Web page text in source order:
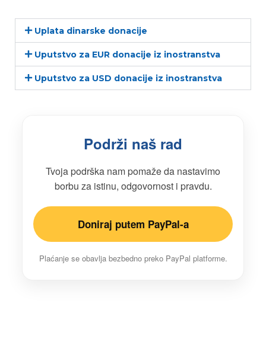
Uplata dinarske donacije
Uputstvo za EUR donacije iz inostranstva
Uputstvo za USD donacije iz inostranstva
Podrži naš rad
Tvoja podrška nam pomaže da nastavimo
borbu za istinu, odgovornost i pravdu.
Doniraj putem PayPal-a
Plaćanje se obavlja bezbedno preko PayPal platforme.